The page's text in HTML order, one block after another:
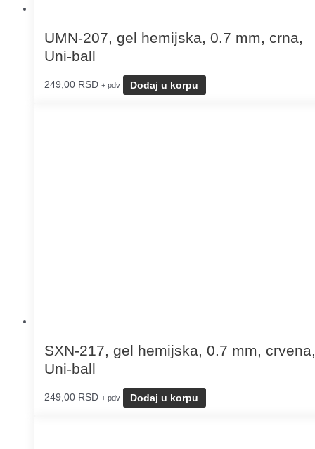
UMN-207, gel hemijska, 0.7 mm, crna,
Uni-ball
249,00 RSD + pdv Dodaj u korpu
SXN-217, gel hemijska, 0.7 mm, crvena,
Uni-ball
249,00 RSD + pdv Dodaj u korpu